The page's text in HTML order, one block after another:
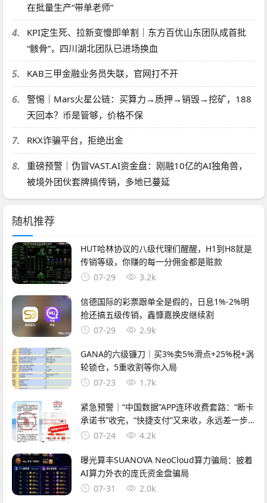
在批量生产“带单老师”
4.
KPI定生死、拉新变慢即单割｜东方百优山东团队成首批
“骸骨”，四川湖北团队已进场换血
5. KAB三甲金融业务员失联，官网打不开
6.
警惕｜Mars火星公链：买算力→质押→销毁→挖矿，188
天回本？币是管够，价格不保
7. RKX诈骗平台，拒绝出金
8.
重磅预警｜伪冒VAST.AI资金盘：刚融10亿的AI独角兽，
被境外团伙套牌搞传销，多地已蔓延
随机推荐
HUT哈林协议的八级代理们醒醒，H1到H8就是
传销等级，你赚的每一分佣金都是赃款
07-29
3.2k
信德国际的彩票跟单全是假的，日息1%-2%明
抢还搞五级传销，鑫慷嘉换皮继续割
07-29
2.9k
GANA的六级镰刀｜买3%卖5%滑点+25%税+涡
轮锁仓，5重收割等你入局
07-23
1.7k
紧急预警｜“中国数据”APP连环收费套路：“断卡
承诺书”收完，“快捷支付”又来收，永远差一步
的回报07-24 4.2k
曝光算丰SUANOVA NeoCloud算力骗局：披着
AI算力外衣的庞氏资金盘骗局
07-31
2.0k